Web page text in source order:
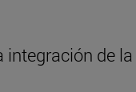
integración de la